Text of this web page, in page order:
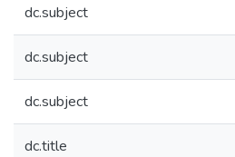
dc.subject
dc.subject
dc.subject
dc.title